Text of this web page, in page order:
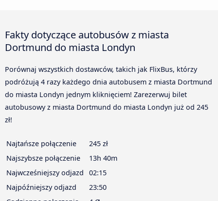
Fakty dotyczące autobusów z miasta
Dortmund do miasta Londyn
Porównaj wszystkich dostawców, takich jak FlixBus, którzy
podróżują 4 razy każdego dnia autobusem z miasta Dortmund
do miasta Londyn jednym kliknięciem! Zarezerwuj bilet
autobusowy z miasta Dortmund do miasta Londyn już od 245
zł!
Najtańsze połączenie
245 zł
Najszybsze połączenie
13h 40m
Najwcześniejszy odjazd
02:15
Najpóźniejszy odjazd
23:50